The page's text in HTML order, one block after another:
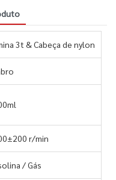
3t & Cabeça de nylon
r/min
/ Gás